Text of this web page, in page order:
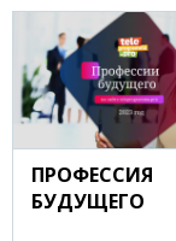
ПРОФЕССИЯ
БУДУЩЕГО